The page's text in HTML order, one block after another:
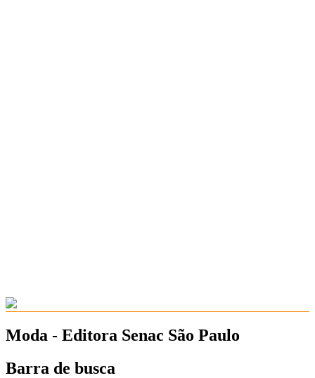
Moda - Editora Senac São Paulo
Barra de busca